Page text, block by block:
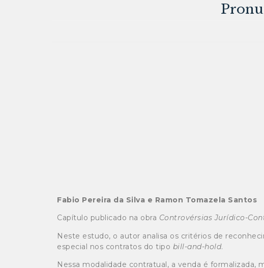
Fabio Pereira da Silva e Ramon Tomazela Santos
Capítulo publicado na obra Controvérsias Jurídico-
Neste estudo, o autor analisa os critérios de
especial nos contratos do tipo bill-and-hold.
Nessa modalidade contratual, a venda é